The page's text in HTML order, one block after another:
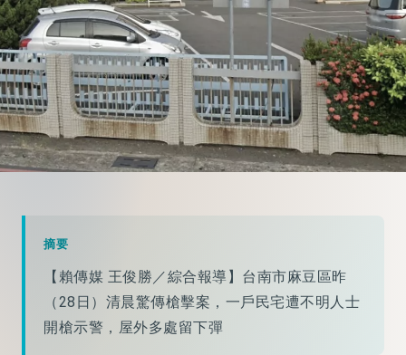
摘要
【賴傳媒 王俊勝／綜合報導】台南市麻豆區昨
（28日）清晨驚傳槍擊案，一戶民宅遭不明人士
開槍示警，屋外多處留下彈